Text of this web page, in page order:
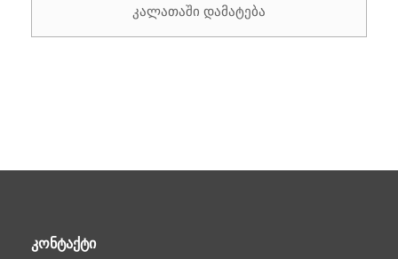
was:
is:
კალათაში დამატება
ᲙᲝᲜᲢᲐᲥᲢᲘ